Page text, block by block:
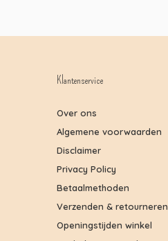
Klantenservice
Over ons
Algemene voorwaarden
Disclaimer
Privacy Policy
Betaalmethoden
Verzenden & retourneren
Openingstijden winkel